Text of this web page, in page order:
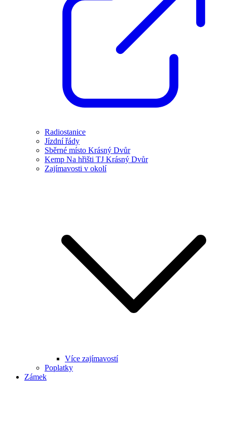
Radiostanice
Jízdní řády
Sběrné místo Krásný Dvůr
Kemp Na hřišti TJ Krásný Dvůr
Zajímavosti v okolí
Více zajímavostí
Poplatky
Zámek